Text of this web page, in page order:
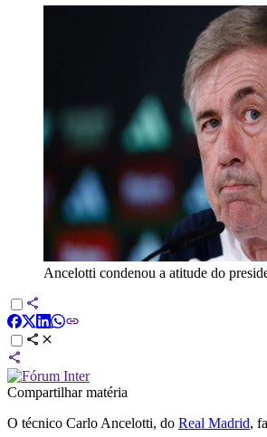
Ancelotti condenou a atitude do
Compartilhar matéria
O técnico Carlo Ancelotti, do Real Madrid,